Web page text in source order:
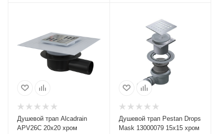
Душевой трап Alcadrain
APV26C 20х20 хром
Душевой трап Pestan Drops
Mask 13000079 15х15 хром